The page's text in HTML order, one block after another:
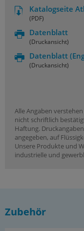
Katalogseite
(PDF)
Datenblatt
(Druckansicht)
Datenblatt
(Druckansicht)
Alle Angaben
nicht schriftlich
Haftung.
angegeben, auf
Unsere Produkte und
industrielle und
Zubehör